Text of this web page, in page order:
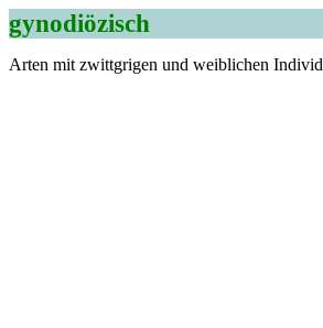
gynodiözisch
Arten mit zwittgrigen und weiblichen